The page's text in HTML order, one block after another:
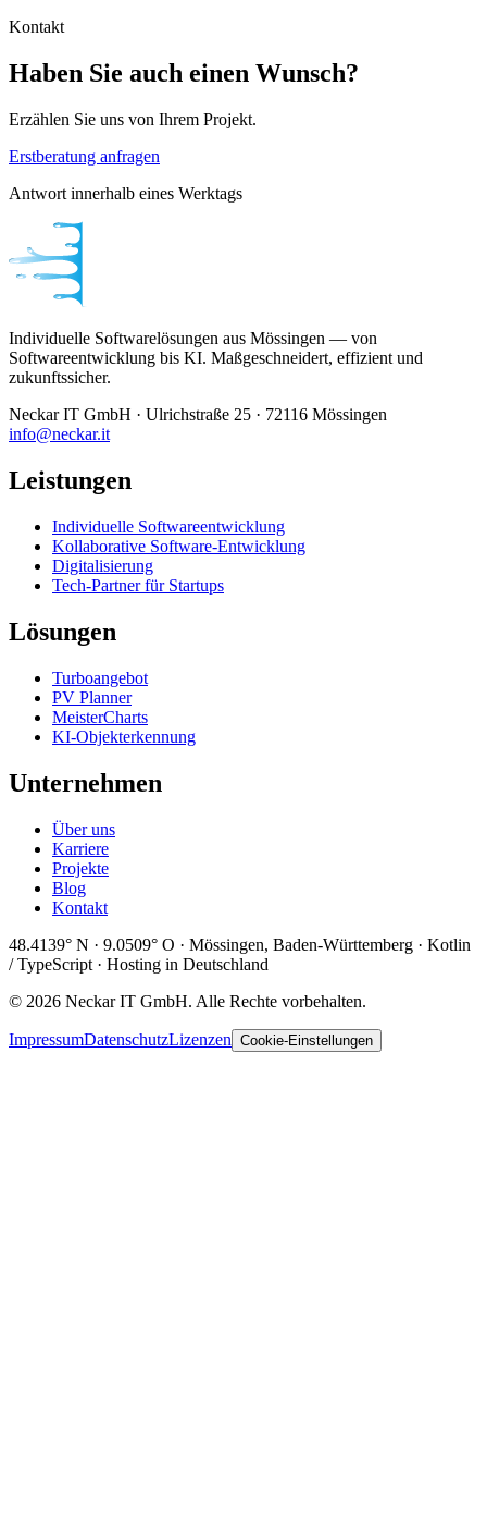
Kontakt
Haben Sie auch einen Wunsch?
Erzählen Sie uns von Ihrem Projekt.
Erstberatung anfragen
Antwort innerhalb eines Werktags
Individuelle Softwarelösungen aus Mössingen — von
Softwareentwicklung bis KI. Maßgeschneidert, effizient und
zukunftssicher.
Neckar IT GmbH · Ulrichstraße 25 · 72116 Mössingen
info@neckar.it
Leistungen
Individuelle Softwareentwicklung
Kollaborative Software-Entwicklung
Digitalisierung
Tech-Partner für Startups
Lösungen
Turboangebot
PV Planner
MeisterCharts
KI-Objekterkennung
Unternehmen
Über uns
Karriere
Projekte
Blog
Kontakt
48.4139° N · 9.0509° O · Mössingen, Baden-Württemberg · Kotlin
/ TypeScript · Hosting in Deutschland
© 2026 Neckar IT GmbH. Alle Rechte vorbehalten.
ImpressumDatenschutzLizenzen Cookie-Einstellungen